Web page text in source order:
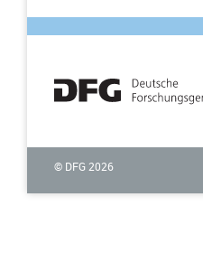
© DFG 2026